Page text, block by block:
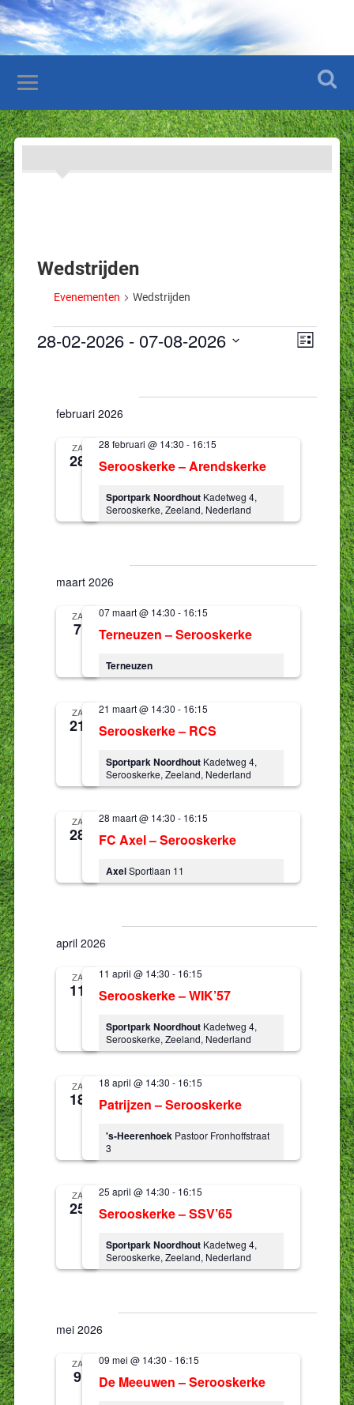
Wedstrijden
Evenementen Wedstrijden
Lijst
28-02-2026 - 07-08-2026
februari 2026
ZA
28 Serooskerke – Arendskerke
28 februari @ 14:30 - 16:15
Sportpark Noordhout Kadetweg 4,
Serooskerke, Zeeland, Nederland
maart 2026
ZA
7 Terneuzen – Serooskerke
07 maart @ 14:30 - 16:15
Terneuzen
ZA
21 Serooskerke – RCS
21 maart @ 14:30 - 16:15
Sportpark Noordhout Kadetweg 4,
Serooskerke, Zeeland, Nederland
ZA
28 FC Axel – Serooskerke
28 maart @ 14:30 - 16:15
AxelSportlaan 11
april 2026
ZA
11 Serooskerke – WIK’57
11 april @ 14:30 - 16:15
Sportpark Noordhout Kadetweg 4,
Serooskerke, Zeeland, Nederland
ZA
18 Patrijzen – Serooskerke
18 april @ 14:30 - 16:15
's-Heerenhoek Pastoor Fronhoffstraat
3
ZA
25 Serooskerke – SSV’65
25 april @ 14:30 - 16:15
Sportpark Noordhout Kadetweg 4,
Serooskerke, Zeeland, Nederland
mei 2026
ZA
9 De Meeuwen – Serooskerke
09 mei @ 14:30 - 16:15